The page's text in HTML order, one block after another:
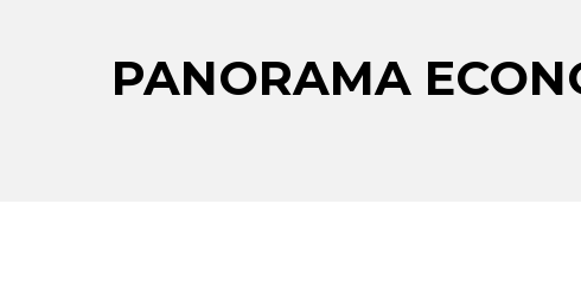
PANORAMA